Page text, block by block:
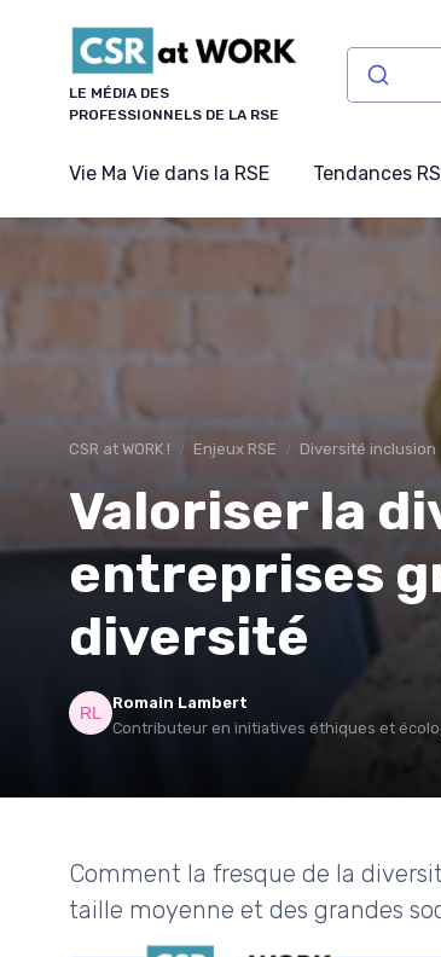
LE MÉDIA DES
PROFESSIONNELS DE LA RSE
Vie Ma Vie dans la RSE Tendances
CSR at WORK ! Enjeux RSE Diversité inclusion
Valoriser la
entreprises
diversité
Romain Lambert
Contributeur en initiatives éthiques et
Comment la fresque de la
taille moyenne et des grandes